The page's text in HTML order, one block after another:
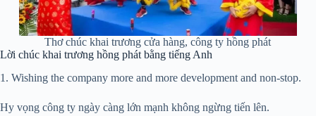
Thơ chúc khai trương cửa hàng, công ty hồng phát
Lời chúc khai trương hồng phát bằng tiếng Anh
1. Wishing the company more and more development and non-stop.
Hy vọng công ty ngày càng lớn mạnh không ngừng tiến lên.